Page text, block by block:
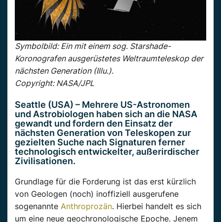
Symbolbild: Ein mit einem sog. Starshade-
Koronografen ausgerüstetes Weltraumteleskop der
nächsten Generation (Illu.).
Copyright: NASA/JPL
Seattle (USA) – Mehrere US-Astronomen
und Astrobiologen haben sich an die NASA
gewandt und fordern den Einsatz der
nächsten Generation von Teleskopen zur
gezielten Suche nach Signaturen ferner
technologisch entwickelter, außerirdischer
Zivilisationen.
Grundlage für die Forderung ist das erst kürzlich
von Geologen (noch) inoffiziell ausgerufene
sogenannte Anthroprozän. Hierbei handelt es sich
um eine neue geochronologische Epoche. Jenem